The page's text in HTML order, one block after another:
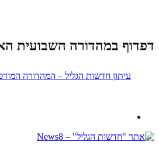
דפדוף במהדורה השבועית
עיתון חדשות הגליל – המהדורה המודפסת